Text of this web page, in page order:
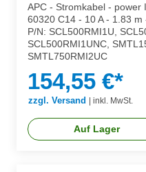
APC - Stromkabel - power
60320 C14 - 10 A - 1.83
P/N: SCL500RMI1U,
SCL500RMI1UNC,
SMTL750RMI2UC
154,55 €*
zzgl. Versand | inkl. MwSt.
Auf Lager